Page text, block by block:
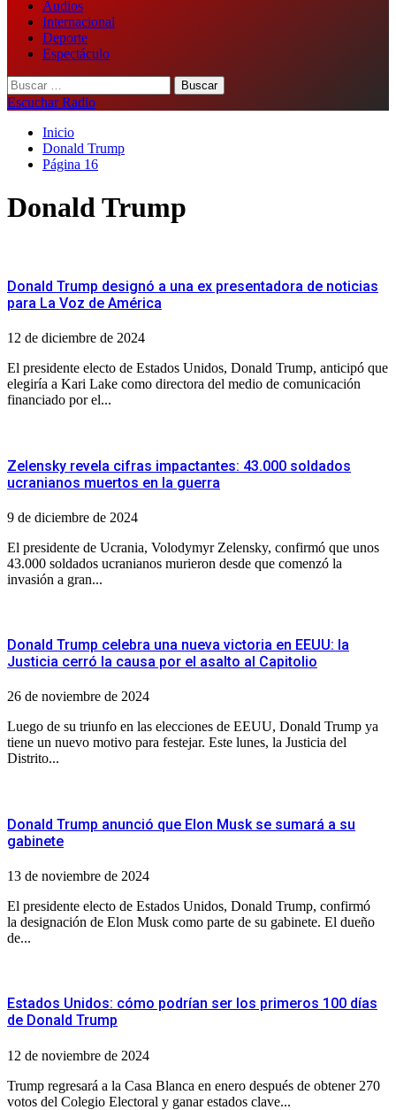
Audios
Internacional
Deporte
Espectáculo
Buscar:
Escuchar Radio
Inicio
Donald Trump
Página 16
Donald Trump
Donald Trump designó a una ex presentadora de noticias
para La Voz de América
12 de diciembre de 2024
El presidente electo de Estados Unidos, Donald Trump, anticipó que
elegiría a Kari Lake como directora del medio de comunicación
financiado por el...
Zelensky revela cifras impactantes: 43.000 soldados
ucranianos muertos en la guerra
9 de diciembre de 2024
El presidente de Ucrania, Volodymyr Zelensky, confirmó que unos
43.000 soldados ucranianos murieron desde que comenzó la
invasión a gran...
Donald Trump celebra una nueva victoria en EEUU: la
Justicia cerró la causa por el asalto al Capitolio
26 de noviembre de 2024
Luego de su triunfo en las elecciones de EEUU, Donald Trump ya
tiene un nuevo motivo para festejar. Este lunes, la Justicia del
Distrito...
Donald Trump anunció que Elon Musk se sumará a su
gabinete
13 de noviembre de 2024
El presidente electo de Estados Unidos, Donald Trump, confirmó
la designación de Elon Musk como parte de su gabinete. El dueño
de...
Estados Unidos: cómo podrían ser los primeros 100 días
de Donald Trump
12 de noviembre de 2024
Trump regresará a la Casa Blanca en enero después de obtener 270
votos del Colegio Electoral y ganar estados clave...